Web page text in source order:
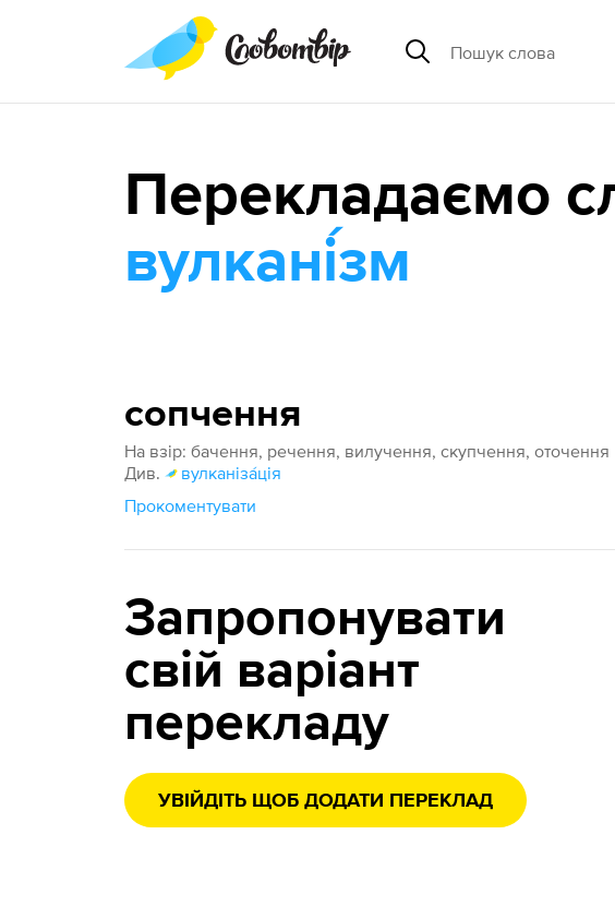
Перекладаємо
вулкані́зм
сопчення
На взір: бачення, речення, вилучення, скупчення, оточення
Див.
вулканіза́ція
Прокоментувати
Запропонувати
свій варіант
перекладу
УВІЙДІТЬ ЩОБ ДОДАТИ ПЕРЕКЛАД